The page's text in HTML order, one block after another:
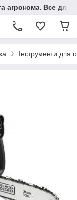
агронома. Все для
Інструменти для